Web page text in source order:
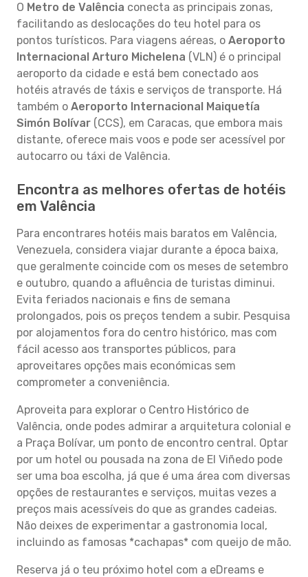
O Metro de Valência conecta as principais zonas,
facilitando as deslocações do teu hotel para os
pontos turísticos. Para viagens aéreas, o Aeroporto
Internacional Arturo Michelena (VLN) é o principal
aeroporto da cidade e está bem conectado aos
hotéis através de táxis e serviços de transporte. Há
também o Aeroporto Internacional Maiquetía
Simón Bolívar (CCS), em Caracas, que embora mais
distante, oferece mais voos e pode ser acessível por
autocarro ou táxi de Valência.
Encontra as melhores ofertas de hotéis
em Valência
Para encontrares hotéis mais baratos em Valência,
Venezuela, considera viajar durante a época baixa,
que geralmente coincide com os meses de setembro
e outubro, quando a afluência de turistas diminui.
Evita feriados nacionais e fins de semana
prolongados, pois os preços tendem a subir. Pesquisa
por alojamentos fora do centro histórico, mas com
fácil acesso aos transportes públicos, para
aproveitares opções mais económicas sem
comprometer a conveniência.
Aproveita para explorar o Centro Histórico de
Valência, onde podes admirar a arquitetura colonial e
a Praça Bolívar, um ponto de encontro central. Optar
por um hotel ou pousada na zona de El Viñedo pode
ser uma boa escolha, já que é uma área com diversas
opções de restaurantes e serviços, muitas vezes a
preços mais acessíveis do que as grandes cadeias.
Não deixes de experimentar a gastronomia local,
incluindo as famosas *cachapas* com queijo de mão.
Reserva já o teu próximo hotel com a eDreams e